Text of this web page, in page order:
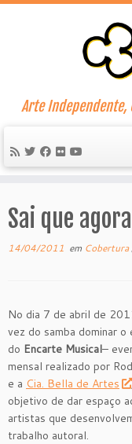
Skip
Arte Independente,
Sai que
14/04/2011 em Cobertura
No dia 7 de abril de
vez do samba dominar o
do Encarte Musical–
mensal realizado por
e a Cia. Bella de Artes
objetivo de dar espaço
artistas que
trabalho autoral.